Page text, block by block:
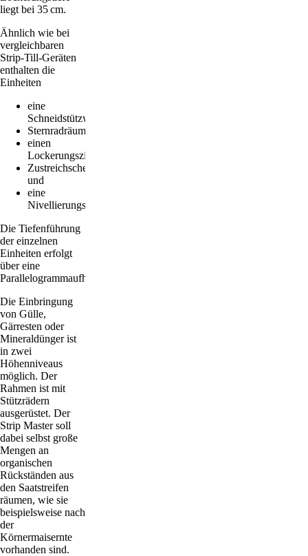
liegt bei 35 cm.
Ähnlich wie bei
vergleichbaren
Strip-Till-Geräten
enthalten die
Einheiten
eine
Schneidstützwalze,
Sternradräumer,
einen
Lockerungszinken,
Zustreichscheiben
und
eine
Nivellierungsrolle.
Die Tiefenführung
der einzelnen
Einheiten erfolgt
über eine
Parallelogrammaufhängung.
Die Einbringung
von Gülle,
Gärresten oder
Mineraldünger ist
in zwei
Höhenniveaus
möglich. Der
Rahmen ist mit
Stützrädern
ausgerüstet. Der
Strip Master soll
dabei selbst große
Mengen an
organischen
Rückständen aus
den Saatstreifen
räumen, wie sie
beispielsweise nach
der
Körnermaisernte
vorhanden sind.